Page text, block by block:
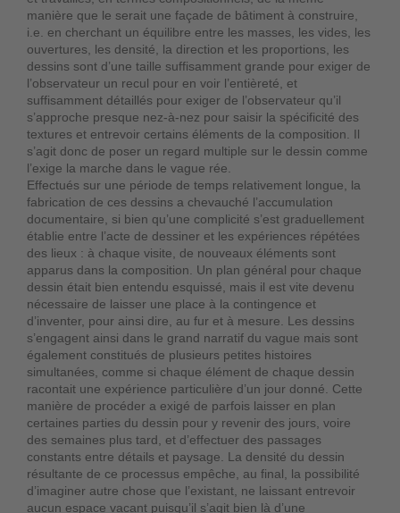
manière que le serait une façade de bâtiment à construire,
i.e. en cherchant un équilibre entre les masses, les vides, les
ouvertures, les densité, la direction et les proportions, les
dessins sont d’une taille suffisamment grande pour exiger de
l’observateur un recul pour en voir l’entièreté, et
suffisamment détaillés pour exiger de l’observateur qu’il
s’approche presque nez-à-nez pour saisir la spécificité des
textures et entrevoir certains éléments de la composition. Il
s’agit donc de poser un regard multiple sur le dessin comme
l’exige la marche dans le vague rée.
Effectués sur une période de temps relativement longue, la
fabrication de ces dessins a chevauché l’accumulation
documentaire, si bien qu’une complicité s’est graduellement
établie entre l’acte de dessiner et les expériences répétées
des lieux : à chaque visite, de nouveaux éléments sont
apparus dans la composition. Un plan général pour chaque
dessin était bien entendu esquissé, mais il est vite devenu
nécessaire de laisser une place à la contingence et
d’inventer, pour ainsi dire, au fur et à mesure. Les dessins
s’engagent ainsi dans le grand narratif du vague mais sont
également constitués de plusieurs petites histoires
simultanées, comme si chaque élément de chaque dessin
racontait une expérience particulière d’un jour donné. Cette
manière de procéder a exigé de parfois laisser en plan
certaines parties du dessin pour y revenir des jours, voire
des semaines plus tard, et d’effectuer des passages
constants entre détails et paysage. La densité du dessin
résultante de ce processus empêche, au final, la possibilité
d’imaginer autre chose que l’existant, ne laissant entrevoir
aucun espace vacant puisqu’il s’agit bien là d’une